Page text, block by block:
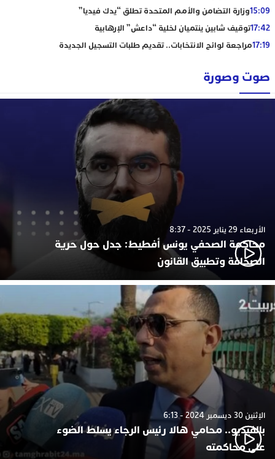
15:09وزارة التضامن والأمم المتحدة تطلق “يدك فيديا”
17:42توقيف شابين ينتميان لخلية “داعش” الإرهابية
17:19مراجعة لوائح الانتخابات.. تقديم طلبات التسجيل الجديدة
صوت وصورة
الأربعاء 29 يناير 2025 - 8:37
محاكمة الصحفي يونس أفطيط: جدل حول حرية
الصحافة وتطبيق القانون
الإثنين 30 ديسمبر 2024 - 6:13
بالفيديو.. محامي هالا رئيس الرجاء يسلط الضوء
على محاكمته